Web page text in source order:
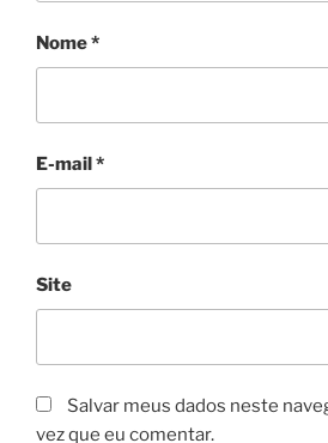
Nome*
E-mail*
Site
Salvar meus dados neste
vez que eu comentar.